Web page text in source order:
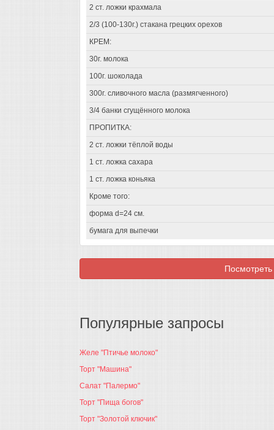
2 ст. ложки крахмала
2/3 (100-130г.) стакана грецких орехов
КРЕМ:
30г. молока
100г. шоколада
300г. сливочного масла (размягченного)
3/4 банки сгущённого молока
ПРОПИТКА:
2 ст. ложки тёплой воды
1 ст. ложка сахара
1 ст. ложка коньяка
Кроме того:
форма d=24 см.
бумага для выпечки
Популярные запросы
Желе "Птичье молоко"
Торт "Машина"
Салат "Палермо"
Торт "Пища богов"
Торт "Золотой ключик"